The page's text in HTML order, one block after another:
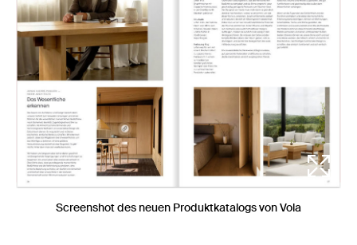
Screenshot des neuen Produktkatalogs von Vola